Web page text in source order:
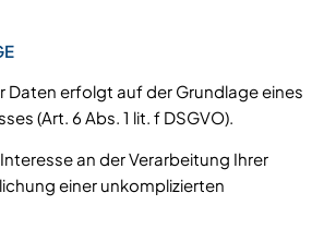
Daten erfolgt auf der Grundlage eines
(Art. 6 Abs. 1 lit. f DSGVO).
an der Verarbeitung Ihrer
einer unkomplizierten